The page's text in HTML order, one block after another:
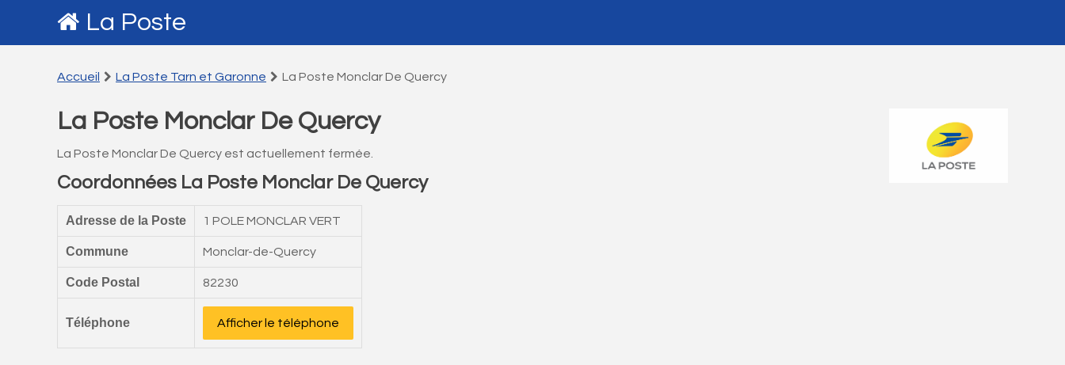
La Poste
Accueil La Poste Tarn et Garonne La Poste Monclar De Quercy
La Poste Monclar De Quercy
La Poste Monclar De Quercy est actuellement fermée.
Coordonnées La Poste Monclar De Quercy
Adresse de la Poste 1 POLE MONCLAR VERT
Commune Monclar-de-Quercy
Code Postal 82230
Téléphone Afficher le téléphone